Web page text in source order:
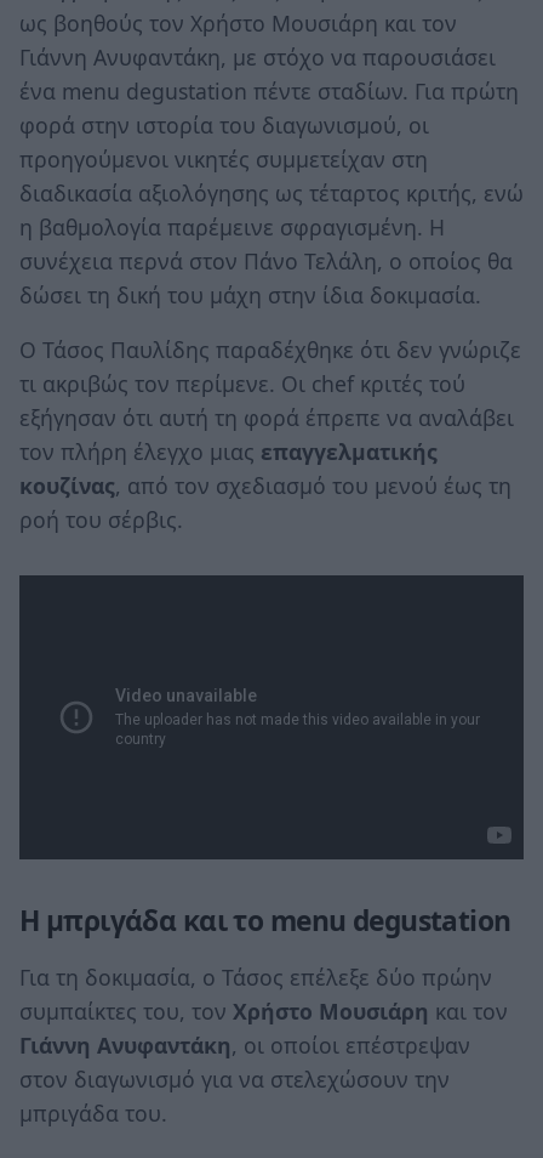
ως βοηθούς τον Χρήστο Μουσιάρη και τον
Γιάννη Ανυφαντάκη, με στόχο να παρουσιάσει
ένα menu degustation πέντε σταδίων. Για πρώτη
φορά στην ιστορία του διαγωνισμού, οι
προηγούμενοι νικητές συμμετείχαν στη
διαδικασία αξιολόγησης ως τέταρτος κριτής, ενώ
η βαθμολογία παρέμεινε σφραγισμένη. Η
συνέχεια περνά στον Πάνο Τελάλη, ο οποίος θα
δώσει τη δική του μάχη στην ίδια δοκιμασία.
Ο Τάσος Παυλίδης παραδέχθηκε ότι δεν γνώριζε
τι ακριβώς τον περίμενε. Οι chef κριτές τού
εξήγησαν ότι αυτή τη φορά έπρεπε να αναλάβει
τον πλήρη έλεγχο μιας επαγγελματικής
κουζίνας, από τον σχεδιασμό του μενού έως τη
ροή του σέρβις.
Η μπριγάδα και το menu degustation
Για τη δοκιμασία, ο Τάσος επέλεξε δύο πρώην
συμπαίκτες του, τον Χρήστο Μουσιάρη και τον
Γιάννη Ανυφαντάκη, οι οποίοι επέστρεψαν
στον διαγωνισμό για να στελεχώσουν την
μπριγάδα του.